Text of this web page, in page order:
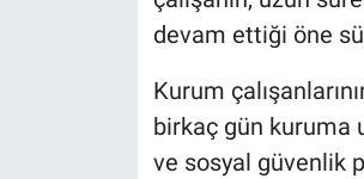
devam ettiği öne
Kurum
birkaç gün kuruma
ve sosyal güvenlik